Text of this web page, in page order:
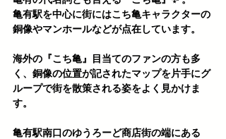
亀有駅を中心に街にはこち亀キャラクターの
銅像やマンホールなどが点在しています。
海外の『こち亀』目当てのファンの方も多
く、銅像の位置が記されたマップを片手にグ
ループで街を散策される姿をよく見かけま
す。
亀有駅南口のゆうろーど商店街の端にある